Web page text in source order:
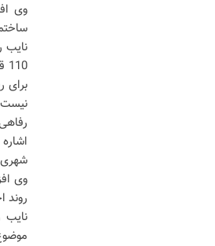
وی
برای
نیست
شهری
وی
روند